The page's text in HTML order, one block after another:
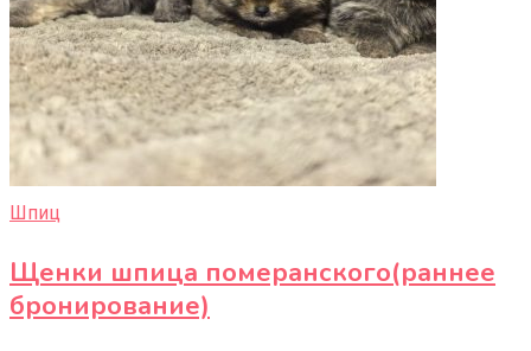
Шпиц
Щенки шпица померанского(раннее
бронирование)